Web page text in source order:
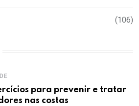
(106)
para prevenir e tratar
nas costas